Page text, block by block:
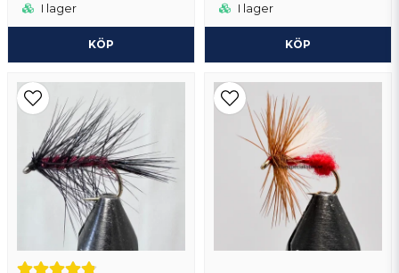
I lager
KÖP
I lager
KÖP